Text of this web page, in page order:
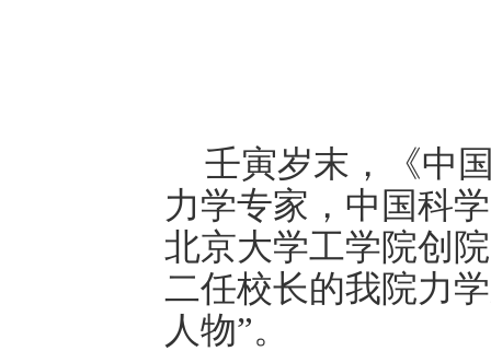
壬寅岁末，《中
力学专家，中国科
北京大学工学院创
二任校长的我院力
人物”。